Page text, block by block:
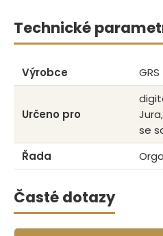
Technické
Výrobce
Určeno pro
se
Řada
Časté dotazy